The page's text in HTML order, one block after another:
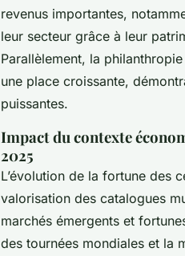
revenus importantes,
leur secteur grâce à leur
Parallèlement, la
une place croissante,
puissantes.
Impact du contexte
2025
L’évolution de la fortune des
valorisation des catalogues
marchés émergents et
des tournées mondiales et la